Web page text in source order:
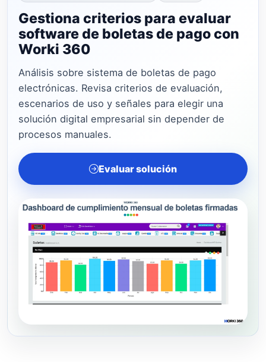
Gestiona criterios para evaluar
software de boletas de pago con
Worki 360
Análisis sobre sistema de boletas de pago
electrónicas. Revisa criterios de evaluación,
escenarios de uso y señales para elegir una
solución digital empresarial sin depender de
procesos manuales.
Evaluar solución